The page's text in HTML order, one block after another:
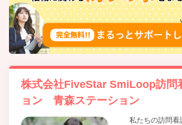
株式会社FiveStar SmiLoop訪問
ョン 青森ステーション
私たちの訪問看